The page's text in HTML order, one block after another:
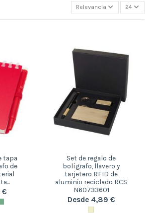
Relevancia 24
tapa
de
€
Set de regalo de
bolígrafo, llavero y
tarjetero RFID de
aluminio reciclado RCS
N60733601
Desde 4,89 €